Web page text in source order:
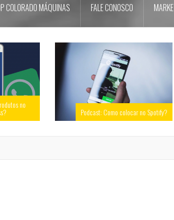
COLORADO MÁQUINAS FALE CONOSCO
no
Podcast: Como colocar no Spotify?